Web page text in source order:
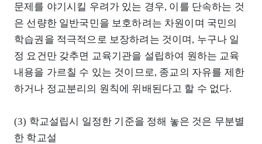
문제를 야기시킬 우려가 있는 경우, 이를 단속하는 것
은 선량한 일반국민을 보호하려는 차원이며 국민의
학습권을 적극적으로 보장하려는 것이며, 누구나 일
정 요건만 갖추면 교육기관을 설립하여 원하는 교육
내용을 가르칠 수 있는 것이므로, 종교의 자유를 제한
하거나 정교분리의 원칙에 위배된다고 할 수 없다.
(3) 학교설립시 일정한 기준을 정해 놓은 것은 무분별
한 학교설